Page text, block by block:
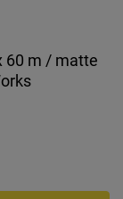
60 m / matte